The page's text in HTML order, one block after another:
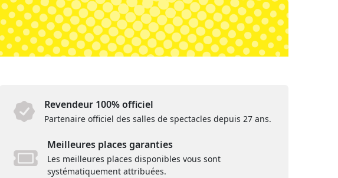
Revendeur 100% officiel
Partenaire officiel des salles de spectacles depuis 27 ans.
Meilleures places garanties
Les meilleures places disponibles vous sont
systématiquement attribuées.